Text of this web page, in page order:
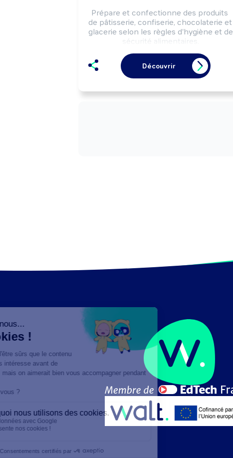
Prépare et confectionne des produits
de pâtisserie, confiserie, chocolaterie et
glacerie selon les règles d'hygiène et de
sécurité alimentaires.
pâtisserie, confiserie, chocolaterie et
glacerie.
Peut gérer un commerce de détail
chocolaterie, glacier, ...).
Découvrir